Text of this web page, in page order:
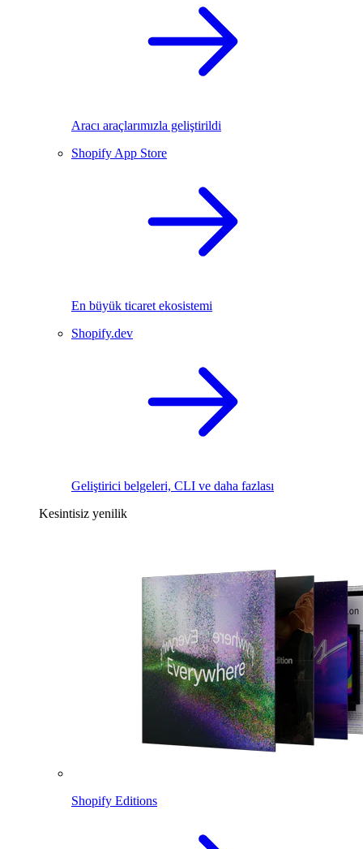
Aracı araçlarımızla geliştirildi
Shopify App Store
En büyük ticaret ekosistemi
Shopify.dev
Geliştirici belgeleri, CLI ve daha fazlası
Kesintisiz yenilik
Shopify Editions